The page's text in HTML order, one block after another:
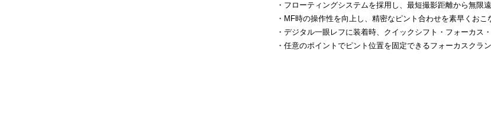
・フローティングシステムを採用し、最短撮影距離から無限
・MF時の操作性を向上し、精密なピント合わせを素早くお
・デジタル一眼レフに装着時、クイックシフト・フォーカス
・任意のポイントでピント位置を固定できるフォーカスクラ